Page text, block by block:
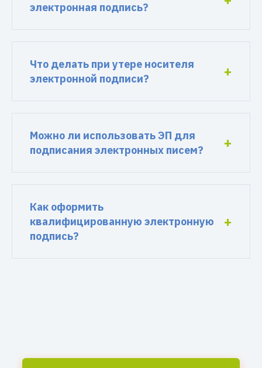
электронная подпись?
Что делать при утере носителя
электронной подписи?
Можно ли использовать ЭП для
подписания электронных писем?
Как оформить
квалифицированную электронную
подпись?